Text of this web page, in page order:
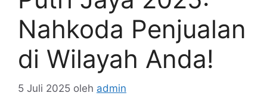
Nahkoda Penjualan
di Wilayah Anda!
5 Juli 2025 oleh admin